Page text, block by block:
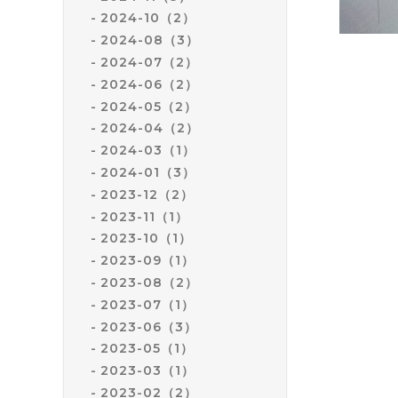
2024-10（2）
2024-08（3）
2024-07（2）
2024-06（2）
2024-05（2）
2024-04（2）
2024-03（1）
2024-01（3）
2023-12（2）
2023-11（1）
2023-10（1）
2023-09（1）
2023-08（2）
2023-07（1）
2023-06（3）
2023-05（1）
2023-03（1）
2023-02（2）